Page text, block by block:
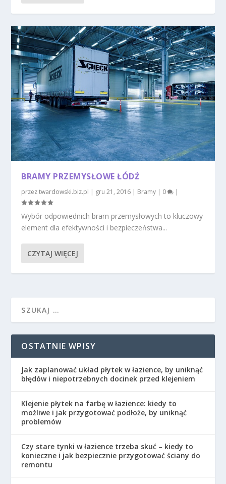
BRAMY PRZEMYSŁOWE ŁÓDŹ
przeztwardowski.biz.pl | gru 21, 2016 | Bramy | 0 |
Wybór odpowiednich bram przemysłowych to kluczowy
element dla efektywności i bezpieczeństwa...
CZYTAJ WIĘCEJ
OSTATNIE WPISY
Jak zaplanować układ płytek w łazience, by uniknąć
błędów i niepotrzebnych docinek przed klejeniem
Klejenie płytek na farbę w łazience: kiedy to
możliwe i jak przygotować podłoże, by uniknąć
problemów
Czy stare tynki w łazience trzeba skuć – kiedy to
konieczne i jak bezpiecznie przygotować ściany do
remontu